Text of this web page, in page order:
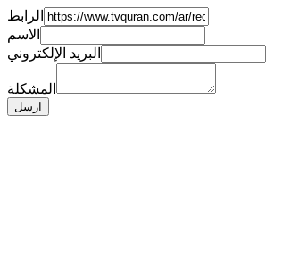
الرابط
الاسم
البريد الإلكتروني
المشكلة
ارسل